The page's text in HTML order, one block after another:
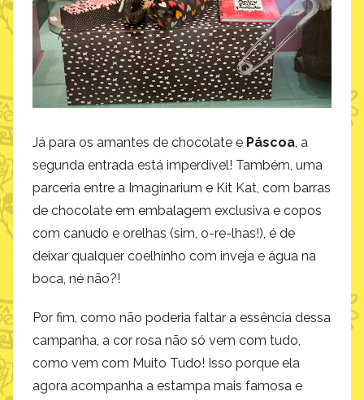
Já para os amantes de chocolate e Páscoa, a
segunda entrada está imperdível! Também, uma
parceria entre a Imaginarium e Kit Kat, com barras
de chocolate em embalagem exclusiva e copos
com canudo e orelhas (sim, o-re-lhas!), é de
deixar qualquer coelhinho com inveja e água na
boca, né não?!
Por fim, como não poderia faltar a essência dessa
campanha, a cor rosa não só vem com tudo,
como vem com Muito Tudo! Isso porque ela
agora acompanha a estampa mais famosa e